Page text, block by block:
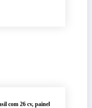
com 26 cv, painel